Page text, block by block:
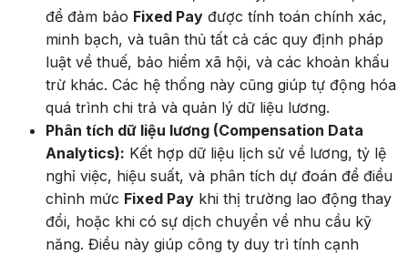
để đảm bảo Fixed Pay được tính toán chính xác,
minh bạch, và tuân thủ tất cả các quy định pháp
luật về thuế, bảo hiểm xã hội, và các khoản khấu
trừ khác. Các hệ thống này cũng giúp tự động hóa
quá trình chi trả và quản lý dữ liệu lương.
Phân tích dữ liệu lương (Compensation Data
Analytics): Kết hợp dữ liệu lịch sử về lương, tỷ lệ
nghỉ việc, hiệu suất, và phân tích dự đoán để điều
chỉnh mức Fixed Pay khi thị trường lao động thay
đổi, hoặc khi có sự dịch chuyển về nhu cầu kỹ
năng. Điều này giúp công ty duy trì tính cạnh